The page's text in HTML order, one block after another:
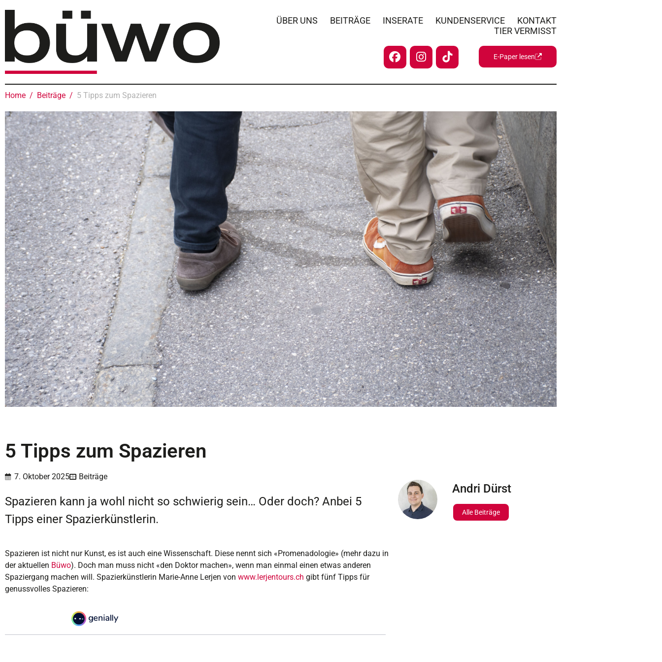
ÜBER UNS BEITRÄGE INSERATE KUNDENSERVICE
KONTAKT
TIER VERMISST
E-Paper lesen
Home Beiträge 5 Tipps zum Spazieren
5 Tipps zum Spazieren
7. Oktober 2025 Beiträge
Spazieren kann ja wohl nicht so schwierig sein… Oder doch? Anbei 5
Tipps einer Spazierkünstlerin.
Andri Dürst
Alle Beiträge
Spazieren ist nicht nur Kunst, es ist auch eine Wissenschaft. Diese nennt sich «Promenadologie» (mehr dazu in
der aktuellen Büwo). Doch man muss nicht «den Doktor machen», wenn man einmal einen etwas anderen
Spaziergang machen will. Spazierkünstlerin Marie-Anne Lerjen von www.lerjentours.ch gibt fünf Tipps für
genussvolles Spazieren: